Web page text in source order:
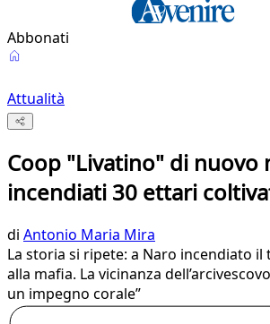
Abbonati
Attualità
Coop "Livatino" di nuovo
incendiati 30 ettari
di Antonio Maria Mira
La storia si ripete: a Naro incendiato
alla mafia. La vicinanza
un impegno corale”